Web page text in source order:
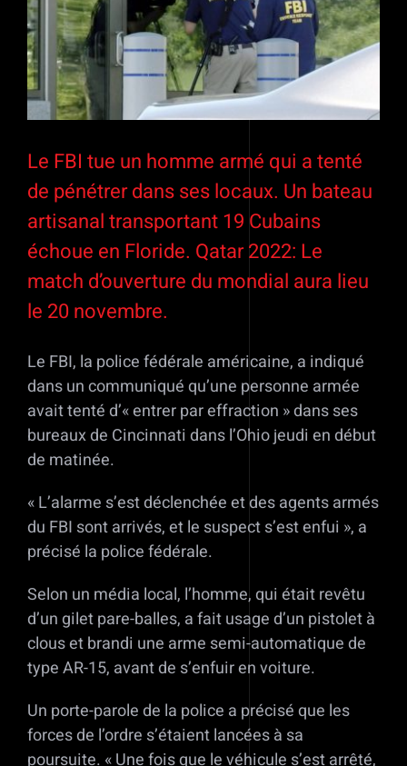
Le FBI tue un homme armé qui a tenté
de pénétrer dans ses locaux. Un bateau
artisanal transportant 19 Cubains
échoue en Floride. Qatar 2022: Le
match d’ouverture du mondial aura lieu
le 20 novembre.
Le FBI, la police fédérale américaine, a indiqué
dans un communiqué qu’une personne armée
avait tenté d’« entrer par effraction » dans ses
bureaux de Cincinnati dans l’Ohio jeudi en début
de matinée.
« L’alarme s’est déclenchée et des agents armés
du FBI sont arrivés, et le suspect s’est enfui », a
précisé la police fédérale.
Selon un média local, l’homme, qui était revêtu
d’un gilet pare-balles, a fait usage d’un pistolet à
clous et brandi une arme semi-automatique de
type AR-15, avant de s’enfuir en voiture.
Un porte-parole de la police a précisé que les
forces de l’ordre s’étaient lancées à sa
poursuite. « Une fois que le véhicule s’est arrêté,